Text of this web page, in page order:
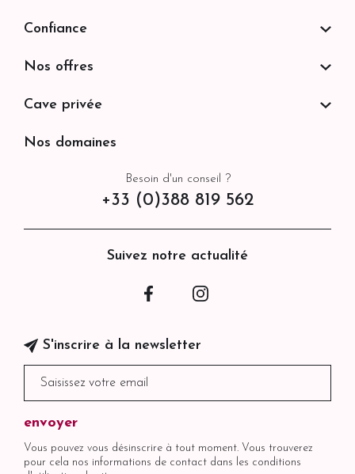
Besoin d'un conseil ?
+33 (0)388 819 562
Suivez notre actualité
Facebook
S'inscrire à la newsletter
Vous pouvez vous désinscrire à tout moment. Vous trouverez
pour cela nos informations de contact dans les conditions
Confiance
Nos offres
Cave privée
Nos domaines